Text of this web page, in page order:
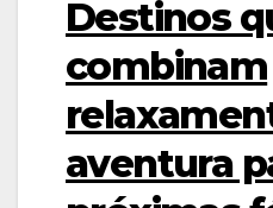
Destinos
combinam
aventura